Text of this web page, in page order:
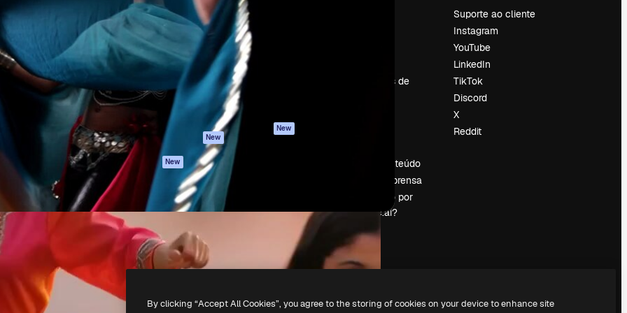
para você direcionar
Mais de 1 milhão de
criativos, empresas,
Spaces
Assistente de IA
Gerador de
imagens
Gerador de vídeos
Texto para voz
Conteúdo de stock
MCP para
Claude/ChatGPT
New
Agentes New
API
App móvel
Todas as
ferramentas
Academy
Documentação
Atendimento
Termos e
condições
Política de
privacidade
Originais
New
Política de cookies
Empresas
Tendências de
Vender conteúdo
Sala de imprensa
Procurando por
magnific.ai?
Suporte ao cliente
Instagram
YouTube
LinkedIn
TikTok
Discord
X
Reddit
Freepik Company S.L.U. Todos os direitos reservados.
By clicking “Accept All Cookies”, you agree to the storing of cookies on your device to enhance site